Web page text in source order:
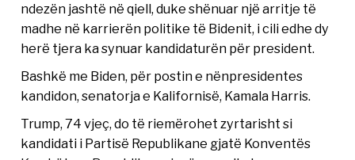
ndezën jashtë në qiell, duke shënuar një arritje të
madhe në karrierën politike të Bidenit, i cili edhe dy
herë tjera ka synuar kandidaturën për president.
Bashkë me Biden, për postin e nënpresidentes
kandidon, senatorja e Kalifornisë, Kamala Harris.
Trump, 74 vjeç, do të riemërohet zyrtarisht si
kandidati i Partisë Republikane gjatë Konventës